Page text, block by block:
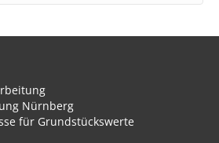
Nürnberg
für Grundstückswerte